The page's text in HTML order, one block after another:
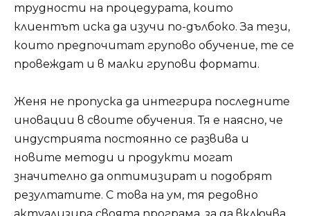
трудности на процедурата, които
клиентът иска да изучи по-дълбоко. За тези,
които предпочитат групово обучение, те се
провеждат и в малки групови формати.
Женя не пропуска да интегрира последните
иновации в своите обучения. Тя е наясно, че
индустрията постоянно се развива и
новите методи и продукти могат
значително да оптимизират и подобрят
резултатите. С това на ум, тя редовно